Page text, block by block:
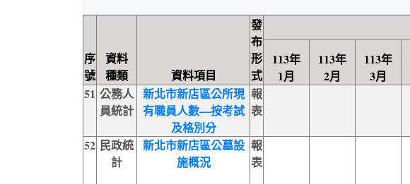
詢
序
號
資料
種類
資料項目
發
布
形
式
113年
1月
113年
2月
113年
3月
51 公務人
員統計
新北市新店區公所現
有職員人數—按考試
及格別分
報
表
52 民政統
計
新北市新店區公墓設
施概況
報
表